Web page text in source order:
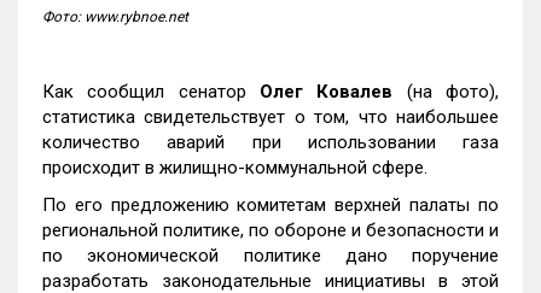
Фото: www.rybnoe.net
Как сообщил сенатор Олег Ковалев (на фото),
статистика свидетельствует о том, что наибольшее
количество аварий при использовании газа
происходит в жилищно-коммунальной сфере.
По его предложению комитетам верхней палаты по
региональной политике, по обороне и безопасности и
по экономической политике дано поручение
разработать законодательные инициативы в этой